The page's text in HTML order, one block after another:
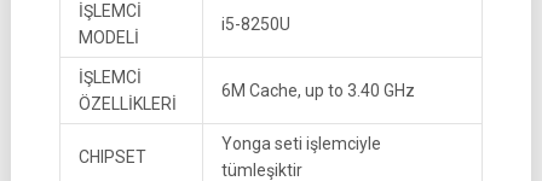
İŞLEMCİ
MODELİ
i5-8250U
İŞLEMCİ
ÖZELLİKLERİ
6M Cache, up to 3.40 GHz
CHIPSET
Yonga seti işlemciyle
tümleşiktir